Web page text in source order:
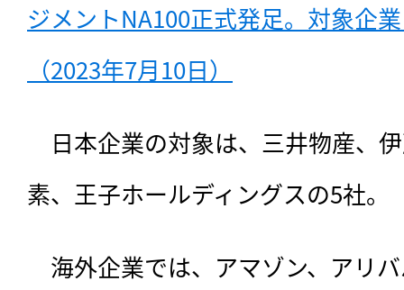
ジメントNA100正式発足。対象企
（2023年7月10日）
日本企業の対象は、 三井物産、
素、王子ホールディングスの5社。
海外企業では、アマゾン、アリ